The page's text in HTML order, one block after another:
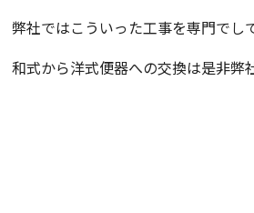
弊社ではこういった工事を専門でし
和式から洋式便器への交換は是非弊